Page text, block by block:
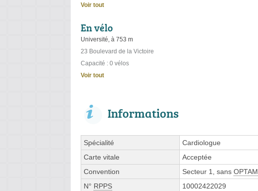
Voir tout
En vélo
Université, à 753 m
23 Boulevard de la Victoire
Capacité : 0 vélos
Voir tout
Informations
Spécialité
Cardiologue
Carte vitale
Acceptée
Convention
Secteur 1, sans OPTAM
N° RPPS 10002422029